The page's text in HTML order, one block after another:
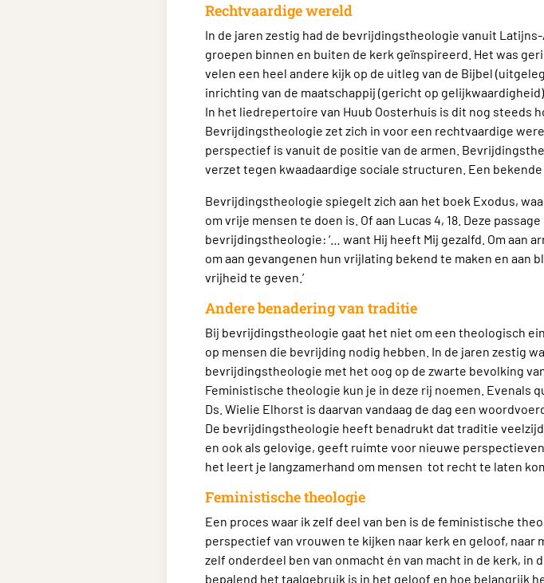
Rechtvaardige wereld
In de jaren zestig had de bevrijdingstheologie vanuit
groepen binnen en buiten de kerk geïnspireerd. Het was
velen een heel andere kijk op de uitleg van de Bijbel
inrichting van de maatschappij (gericht op
In het liedrepertoire van Huub Oosterhuis is dit nog steeds
Bevrijdingstheologie zet zich in voor een rechtvaardige
perspectief is vanuit de positie van de armen.
verzet tegen kwaadaardige sociale structuren. Een
Bevrijdingstheologie spiegelt zich aan het boek Exodus,
om vrije mensen te doen is. Of aan Lucas 4, 18. Deze
bevrijdingstheologie: ‘… want Hij heeft Mij gezalfd. Om aan
om aan gevangenen hun vrijlating bekend te maken en
vrijheid te geven.’
Andere benadering van traditie
Bij bevrijdingstheologie gaat het niet om een theologisch
op mensen die bevrijding nodig hebben. In de jaren zestig
bevrijdingstheologie met het oog op de zwarte bevolking
Feministische theologie kun je in deze rij noemen. Evenals
Ds. Wielie Elhorst is daarvan vandaag de dag een
De bevrijdingstheologie heeft benadrukt dat traditie
en ook als gelovige, geeft ruimte voor nieuwe
het leert je langzamerhand om mensen tot recht te laten
Feministische theologie
Een proces waar ik zelf deel van ben is de feministische
perspectief van vrouwen te kijken naar kerk en geloof, naar
zelf onderdeel ben van onmacht én van macht in de kerk, in
bepalend het taalgebruik is in het geloof en hoe belangrijk